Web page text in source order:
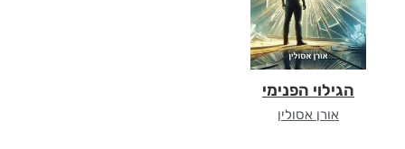
הגילוי הפנימי
אורן אסולין